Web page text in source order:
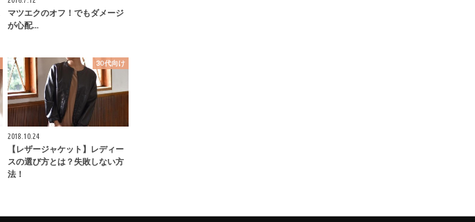
マツエクのオフ！でもダメージ
が心配...
30代向け
2018.10.24
【レザージャケット】レディー
スの選び方とは？失敗しない方
法！